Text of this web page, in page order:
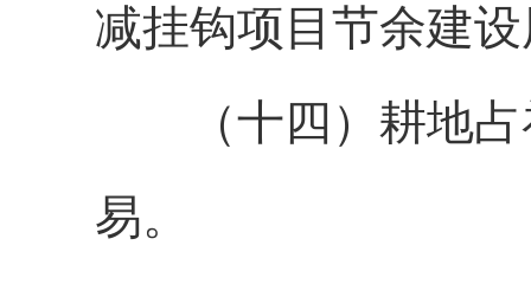
减挂钩项目节余建
（十四） 耕地
易。